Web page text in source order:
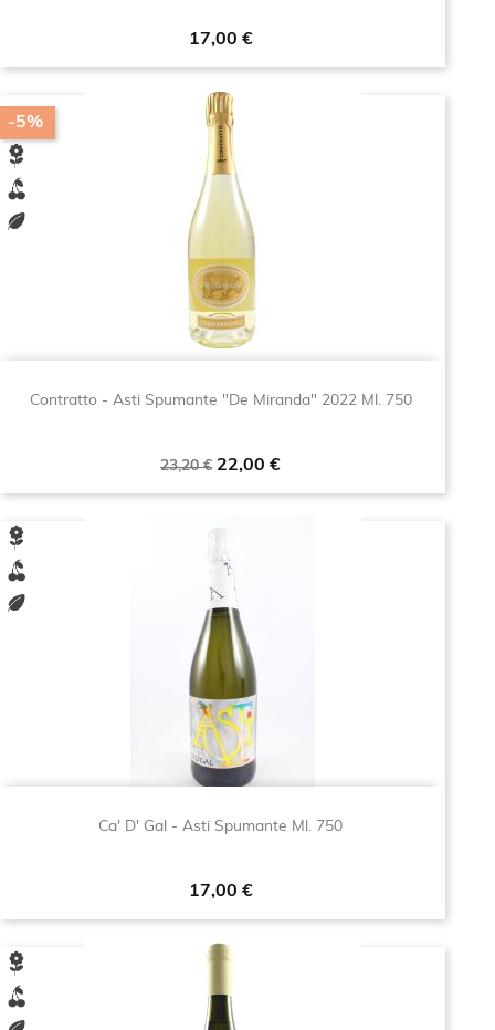
Prezzo
17,00 €
Contratto - Asti Spumante "De Miranda" 2022 Ml. 750
Prezzo
23,20 € Prezzo
22,00 €
-5%
Ca' D' Gal - Asti Spumante Ml. 750
Prezzo
17,00 €